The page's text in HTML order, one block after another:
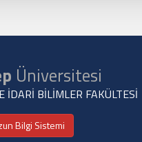
Üniversitesi
İDARİ BİLİMLER FAKÜLTESİ
Bilgi Sistemi